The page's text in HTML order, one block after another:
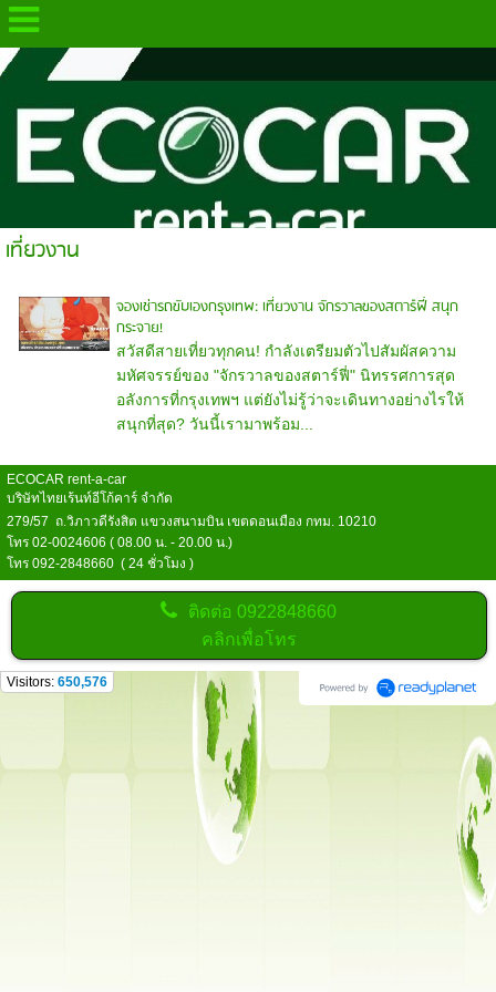
.
เที่ยวงาน
จองเช่ารถขับเองกรุงเทพ: เที่ยวงาน จักรวาลของสตาร์ฟี่ สนุก
กระจาย!
สวัสดีสายเที่ยวทุกคน! กำลังเตรียมตัวไปสัมผัสความ
มหัศจรรย์ของ "จักรวาลของสตาร์ฟี่" นิทรรศการสุด
อลังการที่กรุงเทพฯ แต่ยังไม่รู้ว่าจะเดินทางอย่างไรให้
สนุกที่สุด? วันนี้เรามาพร้อม...
ECOCAR rent-a-car
บริษัทไทยเร้นท์อีโก้คาร์ จำกัด
279/57 ถ.วิภาวดีรังสิต แขวงสนามบิน เขตดอนเมือง กทม. 10210
โทร 02-0024606 ( 08.00 น. - 20.00 น.)
โทร 092-2848660 ( 24 ชั่วโมง )
ติดต่อ0922848660
คลิกเพื่อโทร
Visitors: 650,576